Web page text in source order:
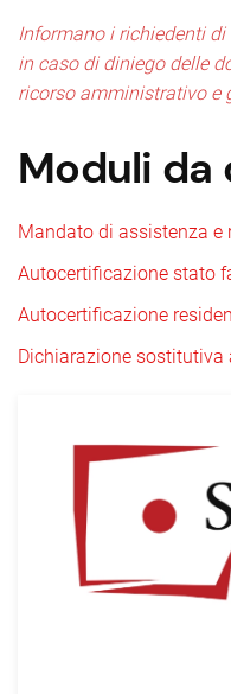
Informano i richiedenti
in caso di diniego delle
ricorso amministrativo e
Moduli da
Mandato di assistenza e
Autocertificazione stato
Autocertificazione
Dichiarazione sostitutiva